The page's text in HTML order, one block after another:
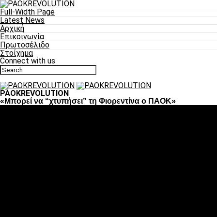
Full-Width Page
Latest News
Αρχική
Επικοινωνία
Πρωτοσέλιδο
Στοίχημα
Connect with us
PAOKREVOLUTION
«Μπορεί να “χτυπήσει” τη Φιορεντίνα ο ΠΑΟΚ»